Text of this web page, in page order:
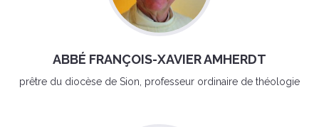
ABBÉ FRANÇOIS-XAVIER AMHERDT
prêtre du diocèse de Sion, professeur ordinaire de théologie